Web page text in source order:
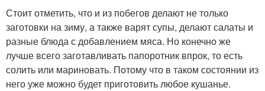
Стоит отметить, что и из побегов делают не только
заготовки на зиму, а также варят супы, делают салаты и
разные блюда с добавлением мяса. Но конечно же
лучше всего заготавливать папоротник впрок, то есть
солить или мариновать. Потому что в таком состоянии из
него уже можно будет приготовить любое кушанье.